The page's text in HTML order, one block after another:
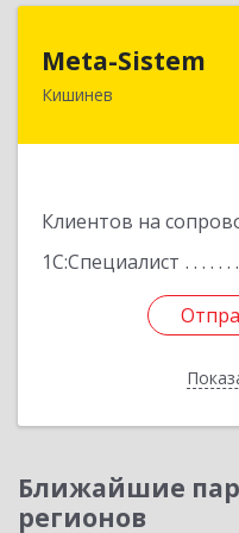
Meta-Sistem
Кишинев
Клиентов на
1С:Специалист
Республика
Ближайшие
регионов